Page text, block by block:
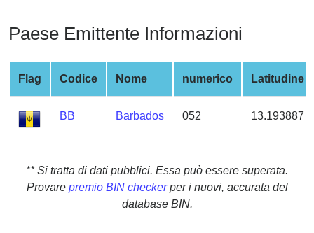
Card
from
BIN
Credit
Card
Checker
Service
What
Paese Emittente Informazioni
Flag Codice Nome numerico Latitudine
BB Barbados 052 13.193887
** Si tratta di dati pubblici. Essa può essere superata.
Provare premio BIN checkerper i nuovi, accurata del
database BIN.